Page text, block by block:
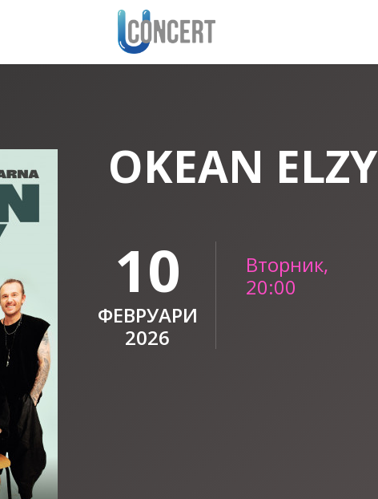
OKEAN ELZY
10
ФЕВРУАРИ
2026
Вторник,
20:00